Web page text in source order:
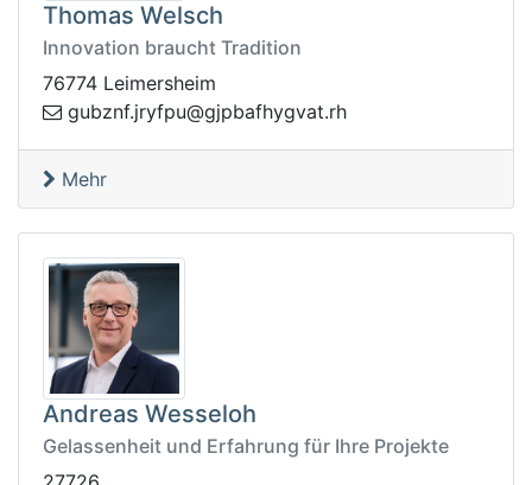
Thomas Welsch
Innovation braucht Tradition
76774 Leimersheim
hr.tav
gyhfabpjg@upfyrj.fnzbug
Mehr
Andreas Wesseloh
Gelassenheit und Erfahrung für Ihre Projekte